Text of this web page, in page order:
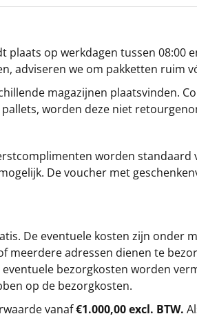
plaats op werkdagen tussen
adviseren we om pakketten ruim
magazijnen plaatsvinden.
worden deze niet
worden standaard
De voucher met
De eventuele kosten zijn onder
meerdere adressen dienen te
bezorgkosten worden
op de bezorgkosten.
vanaf€1.000,00 excl. BTW.